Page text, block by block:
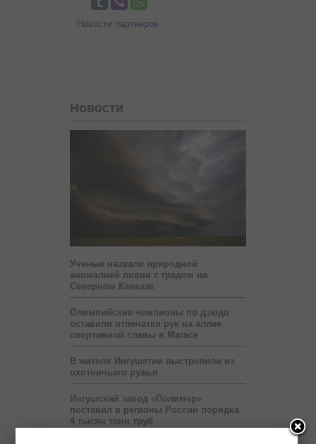
Новости партнеров
Новости
Ученые назвали природной
аномалией ливни с градом на
Северном Кавказе
Олимпийские чемпионы по дзюдо
оставили отпечатки рук на аллее
спортивной славы в Магасе
В жителя Ингушетии выстрелили из
охотничьего ружья
Ингушский завод «Полимер»
поставил в регионы России порядка
4 тысяч тонн труб